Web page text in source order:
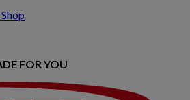
FOR YOU